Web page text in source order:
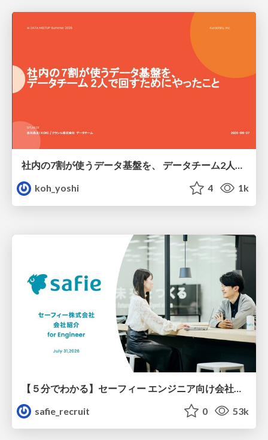
社内の7割が使うデータ基盤を、 データチーム2人で回すためにやったこと
koh_yoshi
4 1k
safie_recruit
0 53k